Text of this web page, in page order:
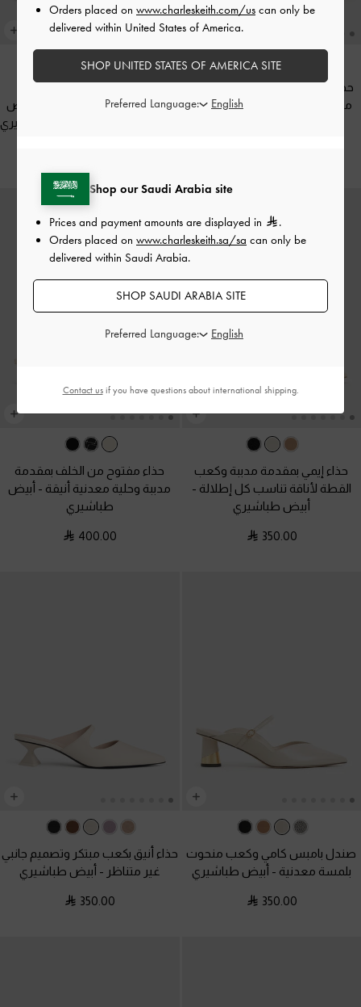
حذاء إيمي بكعب ستيليتو ومقدمة
مدببة يعزز جمال إطلالتك-أبيض
حذاء ماري جين هيتي بكعب عريض
أبيض طباشيري
حذاء إيمي بمقدمة مدببة وكعب
القطة لأناقة تناسب كل إطلالة -
أبيض طباشيري
350.00
حذاء مفتوح من الخلف بمقدمة
مدببة وحلية معدنية أنيقة - أبيض
طباشيري
400.00
صندل بامبس كامي وكعب منحوت
بلمسة معدنية - أبيض طباشيري
350.00
حذاء أنيق بكعب مبتكر وتصميم جانبي
غير متناظر - أبيض طباشيري
350.00
Shop our Saudi Arabia site
Prices and payment amounts are displayed in
.
Orders placed on www.charleskeith.sa/sa can only be
delivered within Saudi Arabia.
SHOP SAUDI ARABIA SITE
Preferred Language:
Orders placed on www.charleskeith.com/us can only be
delivered within United States of America.
SHOP UNITED STATES OF AMERICA SITE
Preferred Language:
Contact usif you have questions about international shipping.